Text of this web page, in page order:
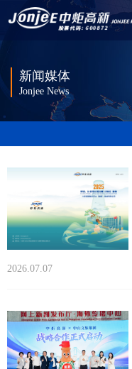
新闻媒体
Jonjee News
2026.07.07